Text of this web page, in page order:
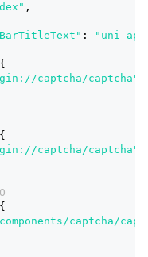
,
:
"uni-
captcha/captcha"
captcha/captcha"
captcha/